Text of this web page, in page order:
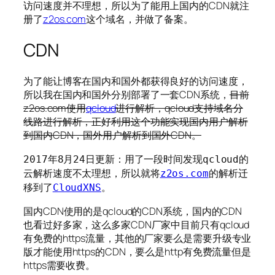
访问速度并不理想，所以为了能用上国内的CDN就注
册了z2os.com这个域名，并做了备案。
CDN
为了能让博客在国内和国外都获得良好的访问速度，
所以我在国内和国外分别部署了一套CDN系统，目前
z2os.com使用qcloud进行解析，qcloud支持域名分
线路进行解析，正好利用这个功能实现国内用户解析
到国内CDN，国外用户解析到国外CDN。
2017年8月24日更新：用了一段时间发现qcloud的
云解析速度不太理想，所以就将z2os.com的解析迁
移到了CloudXNS。
国内CDN使用的是qcloud的CDN系统，国内的CDN
也看过好多家，这么多家CDN厂家中目前只有qcloud
有免费的https流量，其他的厂家要么是需要升级专业
版才能使用https的CDN，要么是http有免费流量但是
https需要收费。